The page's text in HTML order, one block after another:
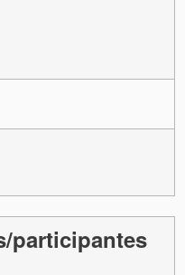
participantes